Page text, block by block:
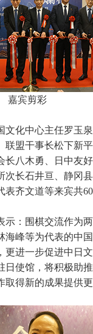
嘉宾剪彩
文化中心主任罗玉
盟干事长松下新
八木勇、日中友
长石井亘、静冈
齐文道等来宾共
示：围棋交流作为
峰等为代表的中
进一步促进中日
使馆，将积极助
取得新的成果提供